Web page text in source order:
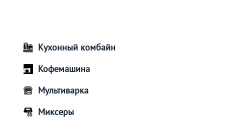
Кухонный комбайн
Кофемашина
Мультиварка
Миксеры